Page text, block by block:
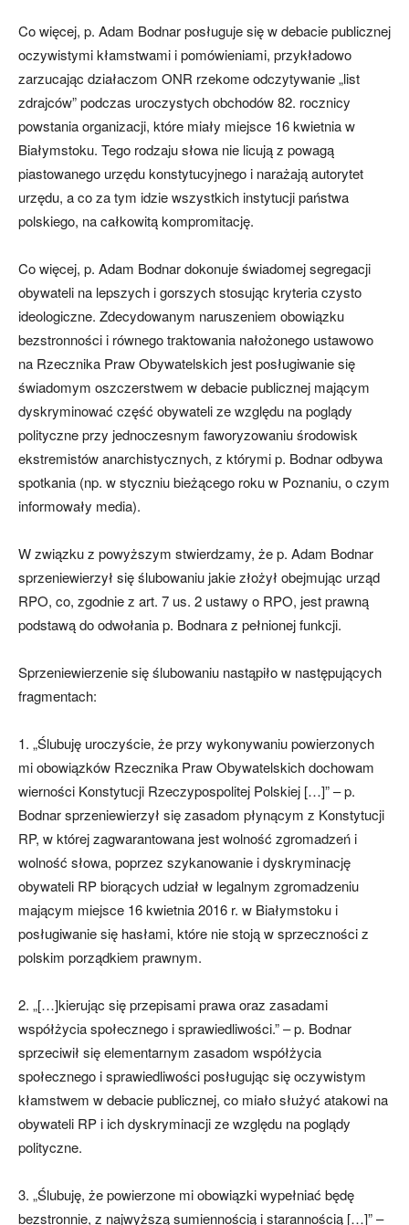
Co więcej, p. Adam Bodnar posługuje się w debacie publicznej
oczywistymi kłamstwami i pomówieniami, przykładowo
zarzucając działaczom ONR rzekome odczytywanie „list
zdrajców” podczas uroczystych obchodów 82. rocznicy
powstania organizacji, które miały miejsce 16 kwietnia w
Białymstoku. Tego rodzaju słowa nie licują z powagą
piastowanego urzędu konstytucyjnego i narażają autorytet
urzędu, a co za tym idzie wszystkich instytucji państwa
polskiego, na całkowitą kompromitację.
Co więcej, p. Adam Bodnar dokonuje świadomej segregacji
obywateli na lepszych i gorszych stosując kryteria czysto
ideologiczne. Zdecydowanym naruszeniem obowiązku
bezstronności i równego traktowania nałożonego ustawowo
na Rzecznika Praw Obywatelskich jest posługiwanie się
świadomym oszczerstwem w debacie publicznej mającym
dyskryminować część obywateli ze względu na poglądy
polityczne przy jednoczesnym faworyzowaniu środowisk
ekstremistów anarchistycznych, z którymi p. Bodnar odbywa
spotkania (np. w styczniu bieżącego roku w Poznaniu, o czym
informowały media).
W związku z powyższym stwierdzamy, że p. Adam Bodnar
sprzeniewierzył się ślubowaniu jakie złożył obejmując urząd
RPO, co, zgodnie z art. 7 us. 2 ustawy o RPO, jest prawną
podstawą do odwołania p. Bodnara z pełnionej funkcji.
Sprzeniewierzenie się ślubowaniu nastąpiło w następujących
fragmentach:
1. „Ślubuję uroczyście, że przy wykonywaniu powierzonych
mi obowiązków Rzecznika Praw Obywatelskich dochowam
wierności Konstytucji Rzeczypospolitej Polskiej […]” – p.
Bodnar sprzeniewierzył się zasadom płynącym z Konstytucji
RP, w której zagwarantowana jest wolność zgromadzeń i
wolność słowa, poprzez szykanowanie i dyskryminację
obywateli RP biorących udział w legalnym zgromadzeniu
mającym miejsce 16 kwietnia 2016 r. w Białymstoku i
posługiwanie się hasłami, które nie stoją w sprzeczności z
polskim porządkiem prawnym.
2. „[…]kierując się przepisami prawa oraz zasadami
współżycia społecznego i sprawiedliwości.” – p. Bodnar
sprzeciwił się elementarnym zasadom współżycia
społecznego i sprawiedliwości posługując się oczywistym
kłamstwem w debacie publicznej, co miało służyć atakowi na
obywateli RP i ich dyskryminacji ze względu na poglądy
polityczne.
3. „Ślubuję, że powierzone mi obowiązki wypełniać będę
bezstronnie, z najwyższą sumiennością i starannością […]” –